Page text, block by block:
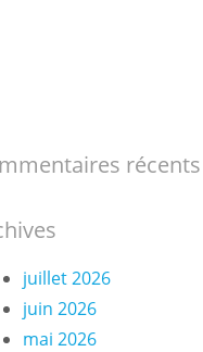
récents
juillet 2026
juin 2026
mai 2026